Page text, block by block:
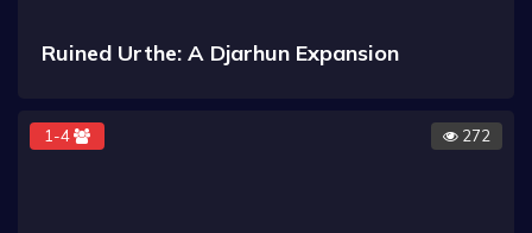
Ruined Urthe: A Djarhun Expansion
1-4 272